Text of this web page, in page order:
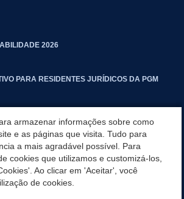
2026
PARA RESIDENTES JURÍDICOS DA PGM
IMOBILIÁRIOS SEINFRA
armazenar informações sobre como
e as páginas que visita. Tudo para
a mais agradável possível. Para
cookies que utilizamos e customizá-los,
Ao clicar em 'Aceitar', você
de cookies.